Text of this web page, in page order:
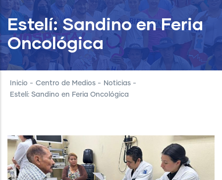
Estelí: Sandino en Feria
Oncológica
Inicio - Centro de Medios - Noticias -
Estelí: Sandino en Feria Oncológica